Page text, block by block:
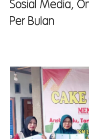
Sosial Media,
Per Bulan